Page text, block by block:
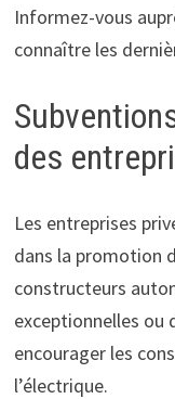
Informez-vous
connaître les
des
Les entreprises
dans la promotion
constructeurs
exceptionnelles ou
encourager les
l’électrique.